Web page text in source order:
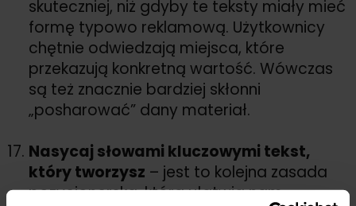
skuteczniej, niż gdyby te teksty miały mieć
formę typowo reklamową. Użytkownicy
chętnie odwiedzają miejsca, które
przekazują konkretną wartość. Wówczas
są też znacznie bardziej skłonni
„posharować” dany materiał.
Nasycaj słowami kluczowymi tekst,
który tworzysz – jest to kolejna zasada
pozycjonerska, która ułatwia nam